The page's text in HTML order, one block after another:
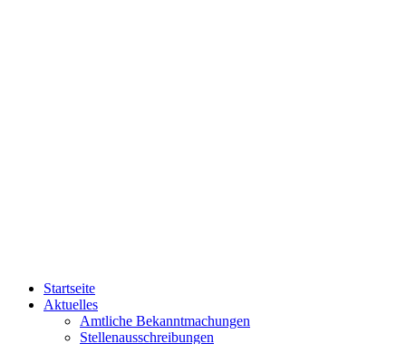
Startseite
Aktuelles
Amtliche Bekanntmachungen
Stellenausschreibungen